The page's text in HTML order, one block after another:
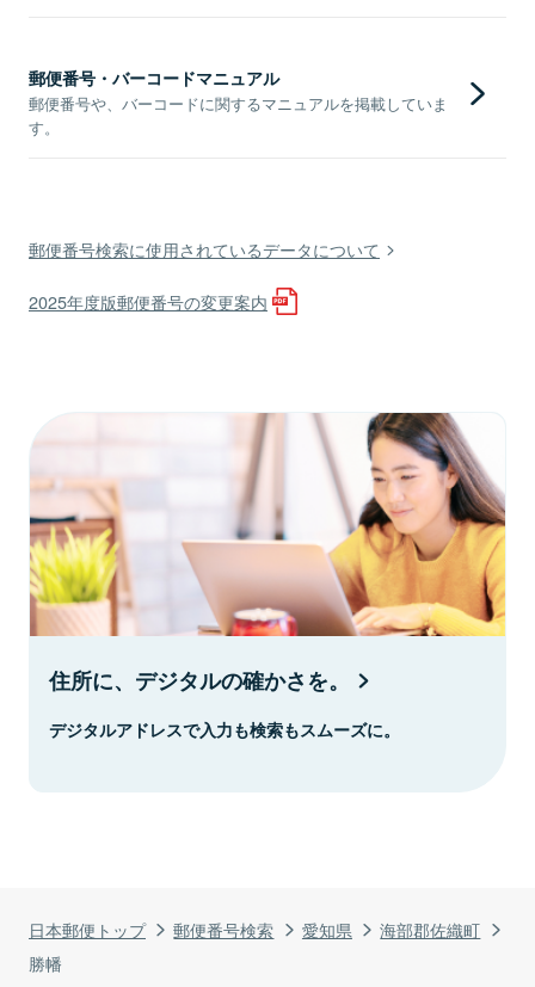
日本郵便トップ 郵便番号検索 愛知県
海部郡佐織町
勝幡
郵便番号・バーコードマニュアル
郵便番号や、バーコードに関するマニュアルを掲載していま
す。
郵便番号検索に使用されているデータについて
2025年度版郵便番号の変更案内
住所に、デジタルの確かさを。
デジタルアドレスで入力も検索もスムーズに。